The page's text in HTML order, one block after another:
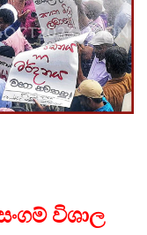
විශාල‌